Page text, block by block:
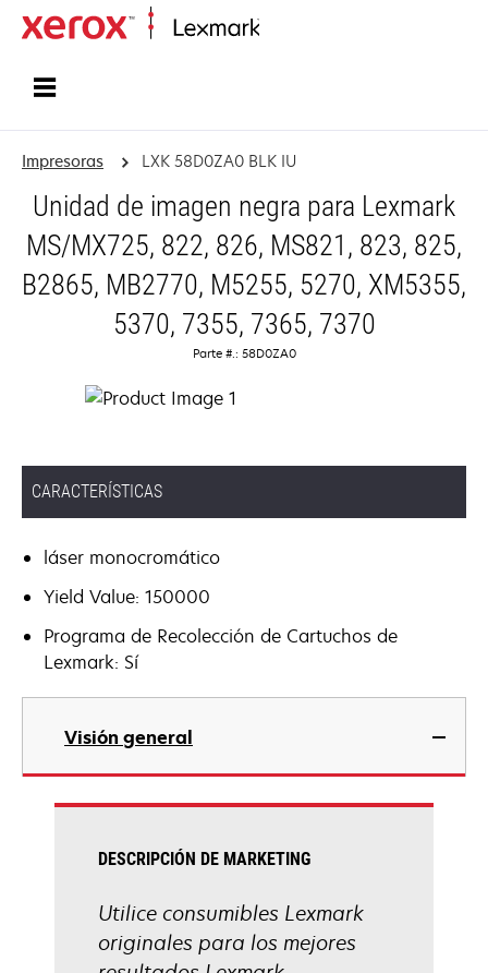
Impresoras LXK 58D0ZA0 BLK IU
Unidad de imagen negra para Lexmark
MS/MX725, 822, 826, MS821, 823, 825,
B2865, MB2770, M5255, 5270, XM5355,
5370, 7355, 7365, 7370
Parte #.: 58D0ZA0
CARACTERÍSTICAS
láser monocromático
Yield Value: 150000
Programa de Recolección de Cartuchos de
Lexmark: Sí
Visión general
DESCRIPCIÓN DE MARKETING
Utilice consumibles Lexmark
originales para los mejores